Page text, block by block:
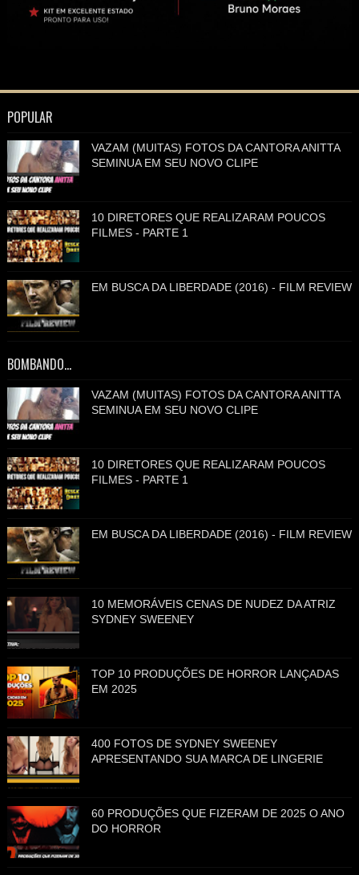
POPULAR
VAZAM (MUITAS) FOTOS DA CANTORA ANITTA
SEMINUA EM SEU NOVO CLIPE
10 DIRETORES QUE REALIZARAM POUCOS
FILMES - PARTE 1
EM BUSCA DA LIBERDADE (2016) - FILM REVIEW
BOMBANDO...
VAZAM (MUITAS) FOTOS DA CANTORA ANITTA
SEMINUA EM SEU NOVO CLIPE
10 DIRETORES QUE REALIZARAM POUCOS
FILMES - PARTE 1
EM BUSCA DA LIBERDADE (2016) - FILM REVIEW
10 MEMORÁVEIS CENAS DE NUDEZ DA ATRIZ
SYDNEY SWEENEY
TOP 10 PRODUÇÕES DE HORROR LANÇADAS
EM 2025
400 FOTOS DE SYDNEY SWEENEY
APRESENTANDO SUA MARCA DE LINGERIE
60 PRODUÇÕES QUE FIZERAM DE 2025 O ANO
DO HORROR